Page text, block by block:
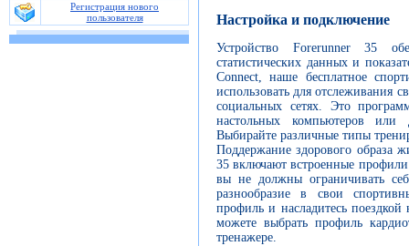
Регистрация нового
пользователя
Настройка и подключение
Устройство Forerunner 35
статистических данных и
Connect, наше бесплатное
использовать для отслеживания
социальных сетях. Это
настольных компьютеров
Выбирайте различные типы
Поддержание здорового образа
35 включают встроенные
вы не должны ограничивать
разнообразие в свои
профиль и насладитесь
можете выбрать профиль
тренажере.